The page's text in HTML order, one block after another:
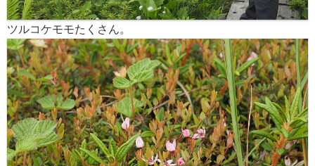
ツルコケモモたくさん。